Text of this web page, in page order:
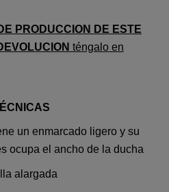
PRODUCCION DE ESTE
téngalo en
un enmarcado ligero y su
ocupa el ancho de la ducha
alargada